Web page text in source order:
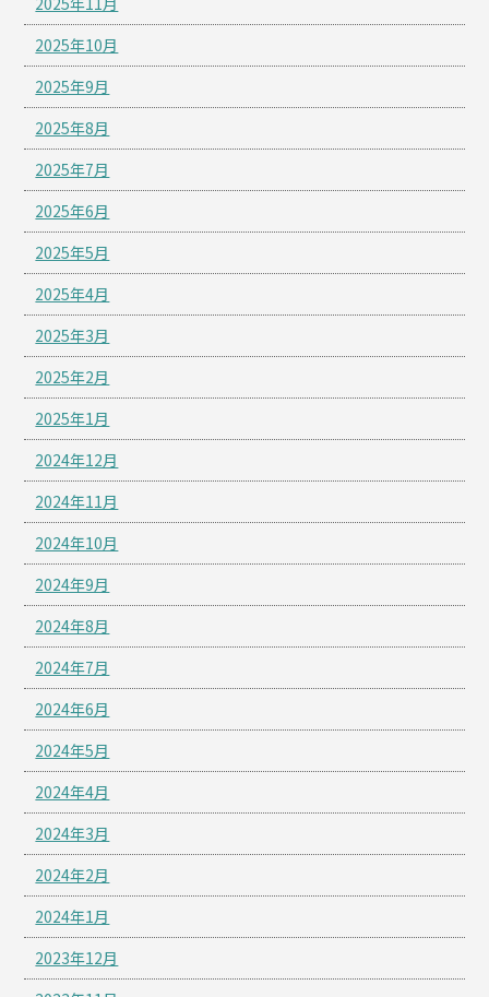
2025年10月
2025年9月
2025年8月
2025年7月
2025年6月
2025年5月
2025年4月
2025年3月
2025年2月
2025年1月
2024年12月
2024年11月
2024年10月
2024年9月
2024年8月
2024年7月
2024年6月
2024年5月
2024年4月
2024年3月
2024年2月
2024年1月
2023年12月